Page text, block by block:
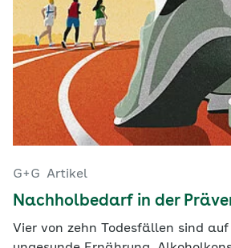
G+G Artikel
Nachholbedarf in der
Vier von zehn Todesfällen sind auf